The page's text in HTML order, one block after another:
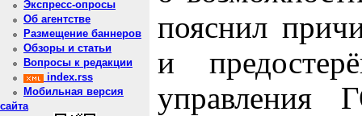
Экспресс-опросы
Об агентстве
Размещение баннеров
Обзоры и статьи
Вопросы к редакции
index.rss
Мобильная версия
сайта
пояснил
и
управления